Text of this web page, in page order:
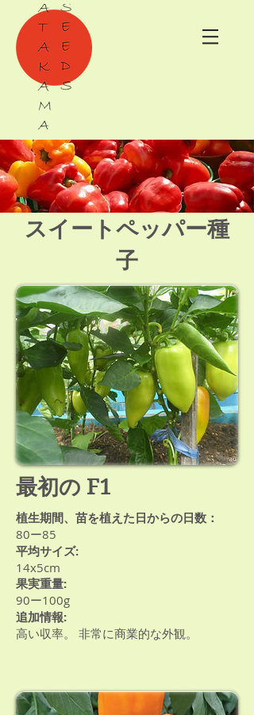
スイートペッパー種
子
最初の F1
植生期間、苗を植えた日からの日数：
80ー85
平均サイズ:
14x5cm
果実重量:
90ー100g
追加情報:
高い収率。 非常に商業的な外観。